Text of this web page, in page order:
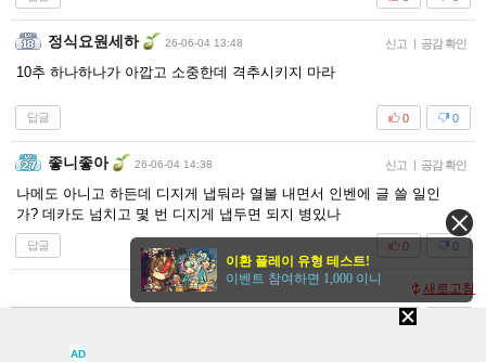
정식요원세하 26-06-04 13:48 신고 | 공감 확인
10추 하나하나가 아깝고 소중한데 격추시키지 마라
답글 0
0
좋니좋아 26-06-04 14:38 신고 | 공감 확인
나메도 아니고 하든데 디지게 냅둬라 열불 내면서 인벤에 글 쓸 일인
가? 데카도 넘치고 몇 번 디지게 냅두면 되지 병있나
답글 0
0
새로고침
AD
이환 플레이 유형 테스트!
이벤트 참여하면 1,000 이니